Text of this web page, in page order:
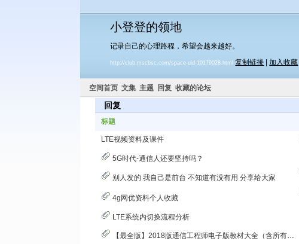
小登登的领地
记录自己的心理路程，希望会越来越好。
http://club.mscbsc.com/space-uid-10179028.html 复制链接 |加入收藏
空间首页 文集 主题 回复 收藏的论坛
回复
标题
LTE视频资料及课件
5G时代-通信人还要坚持吗？
别人发的 我自己是前台 不知道有没有用 分享给大家
4g网优资料个人收藏
LTE系统内切换流程分析
【最全版】2018版通信工程师电子版教材大全（含所有科目）